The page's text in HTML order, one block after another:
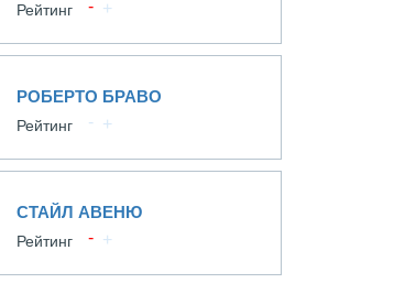
Рейтинг
РОБЕРТО БРАВО
Рейтинг
СТАЙЛ АВЕНЮ
Рейтинг